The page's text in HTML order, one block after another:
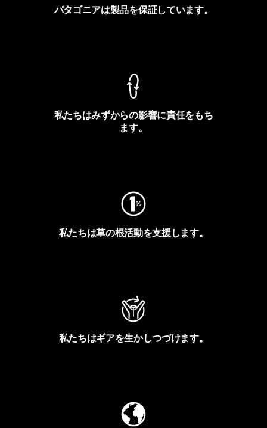
パタゴニアは製品を保証しています。
私たちはみずからの影響に責任をもち
ます。
私たちは草の根活動を支援します。
私たちはギアを生かしつづけます。